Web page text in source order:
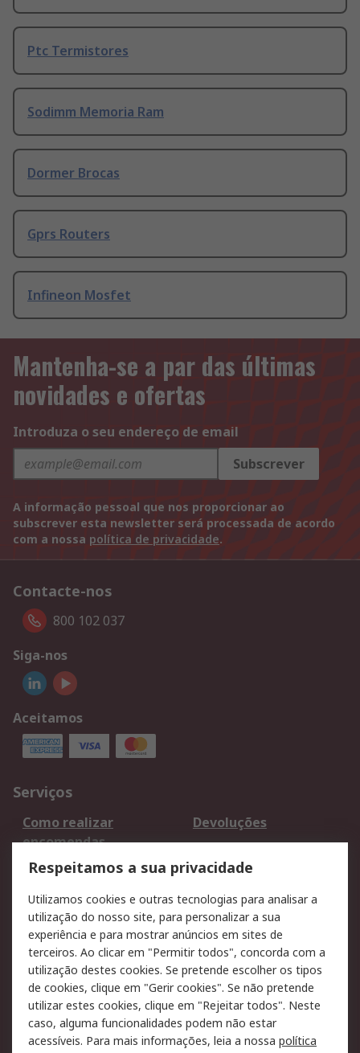
Ptc Termistores
Sodimm Memoria Ram
Dormer Brocas
Gprs Routers
Infineon Mosfet
Mantenha-se a par das últimas
novidades e ofertas
Introduza o seu endereço de email
Subscrever
A informação pessoal que nos proporcionar ao
subscrever esta newsletter será processada de acordo
com a nossa política de privacidade.
Contacte-nos
800 102 037
Siga-nos
Aceitamos
Serviços
Como realizar
encomendas
Devoluções
Formas de entrega
Qualidade e ambiente
Pagamento e
faturação
Legal
Aviso legal
Política de cookies
Política de privacidade
- Atualizada
Segurança de emails
Respeitamos a sua privacidade
Utilizamos cookies e outras tecnologias para analisar a
utilização do nosso site, para personalizar a sua
experiência e para mostrar anúncios em sites de
terceiros. Ao clicar em "Permitir todos", concorda com a
utilização destes cookies. Se pretende escolher os tipos
de cookies, clique em "Gerir cookies". Se não pretende
utilizar estes cookies, clique em "Rejeitar todos". Neste
caso, alguma funcionalidades podem não estar
acessíveis. Para mais informações, leia a nossa política